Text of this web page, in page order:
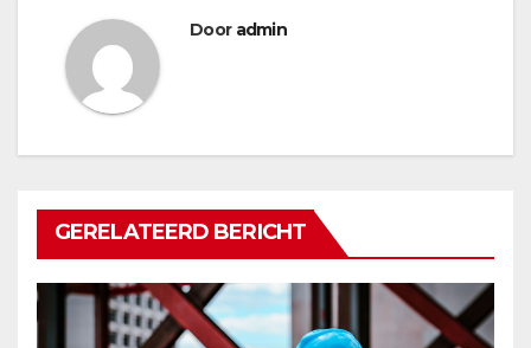
Door admin
GERELATEERD BERICHT